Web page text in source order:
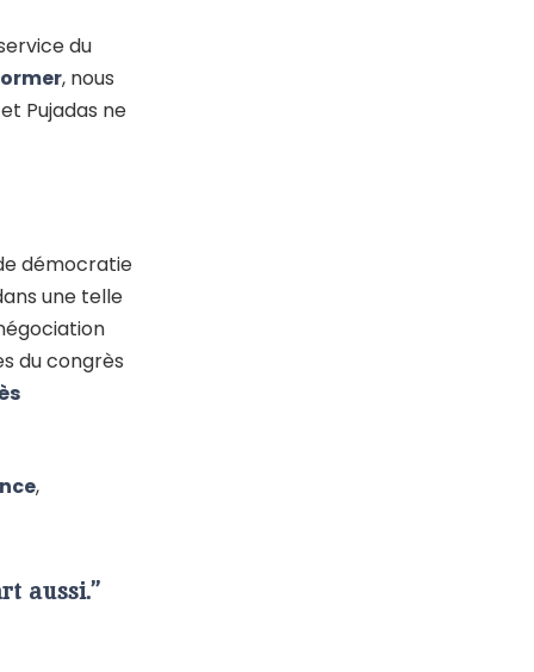
du
, nous
Pujadas ne
démocratie
une telle
du congrès
,
aussi.”